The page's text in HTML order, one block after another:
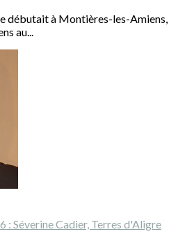
débutait à Montières-les-Amiens,
au...